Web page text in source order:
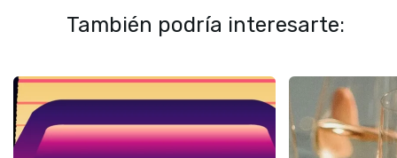
También podría interesarte: